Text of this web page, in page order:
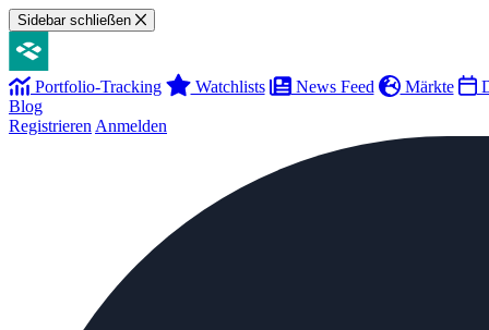
Sidebar schließen
Portfolio-Tracking Watchlists News Feed Märkte
Blog
Registrieren Anmelden